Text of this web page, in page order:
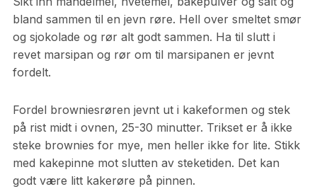
bland sammen til en jevn røre. Hell over smeltet smør
og sjokolade og rør alt godt sammen. Ha til slutt i
revet marsipan og rør om til marsipanen er jevnt
fordelt.
Fordel browniesrøren jevnt ut i kakeformen og stek
på rist midt i ovnen, 25-30 minutter. Trikset er å ikke
steke brownies for mye, men heller ikke for lite. Stikk
med kakepinne mot slutten av steketiden. Det kan
godt være litt kakerøre på pinnen.